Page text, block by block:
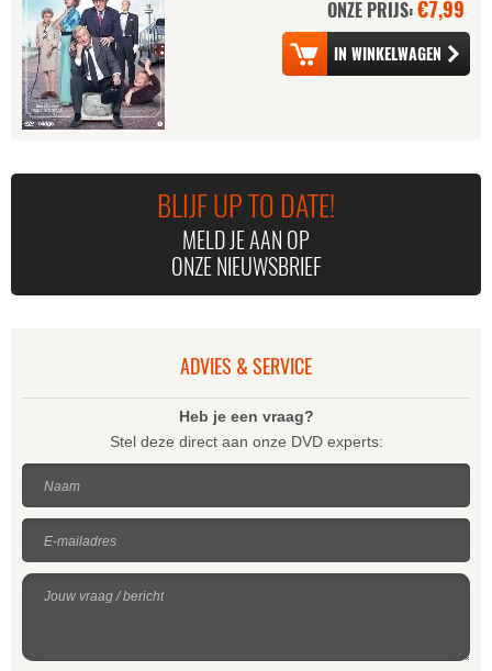
ONZE PRIJS:€7,99
BLIJF UP TO DATE!
MELD JE AAN OP
ONZE NIEUWSBRIEF
ADVIES & SERVICE
Heb je een vraag?
Stel deze direct aan onze DVD experts:
Naam
E-mailadres
Jouw vraag / bericht